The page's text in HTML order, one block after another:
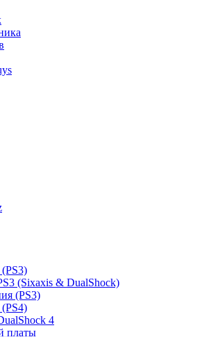
(Sixaxis & DualShock)
(PS3)
4
платы